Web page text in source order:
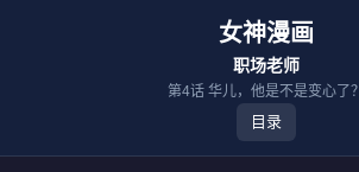
女神漫画
职场老师
第4话 华儿，他是不是变心了？
目录